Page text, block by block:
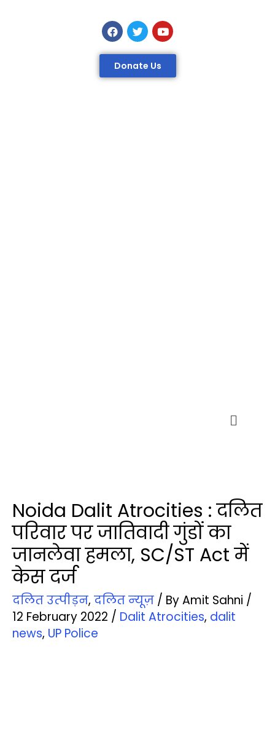
Donate Us
Noida Dalit Atrocities : दलित
परिवार पर जातिवादी गुंडों का
जानलेवा हमला, SC/ST Act में
केस दर्ज
दलित उत्‍पीड़न, दलित न्‍यूज़ / ByAmit Sahni /
12 February 2022 / Dalit Atrocities, dalit
news, UP Police